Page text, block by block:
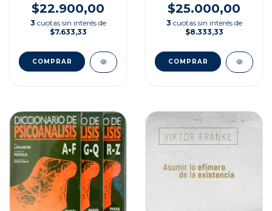
$22.900,00
3 cuotas sin interés de
$7.633,33
$25.000,00
3 cuotas sin interés de
$8.333,33